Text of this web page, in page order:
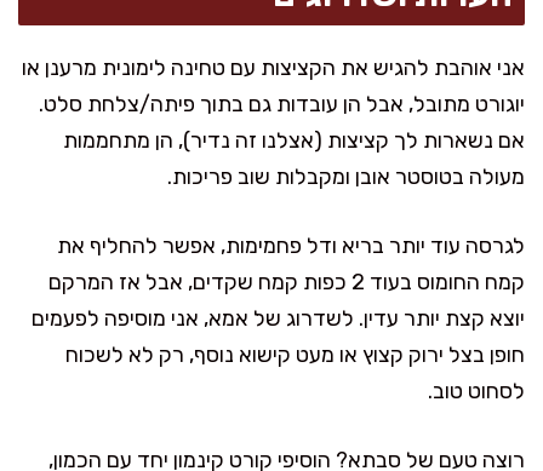
אני אוהבת להגיש את הקציצות עם טחינה לימונית מרענן או
יוגורט מתובל, אבל הן עובדות גם בתוך פיתה/צלחת סלט.
אם נשארות לך קציצות (אצלנו זה נדיר), הן מתחממות
מעולה בטוסטר אובן ומקבלות שוב פריכות.
לגרסה עוד יותר בריא ודל פחמימות, אפשר להחליף את
קמח החומוס בעוד 2 כפות קמח שקדים, אבל אז המרקם
יוצא קצת יותר עדין. לשדרוג של אמא, אני מוסיפה לפעמים
חופן בצל ירוק קצוץ או מעט קישוא נוסף, רק לא לשכוח
לסחוט טוב.
רוצה טעם של סבתא? הוסיפי קורט קינמון יחד עם הכמון,